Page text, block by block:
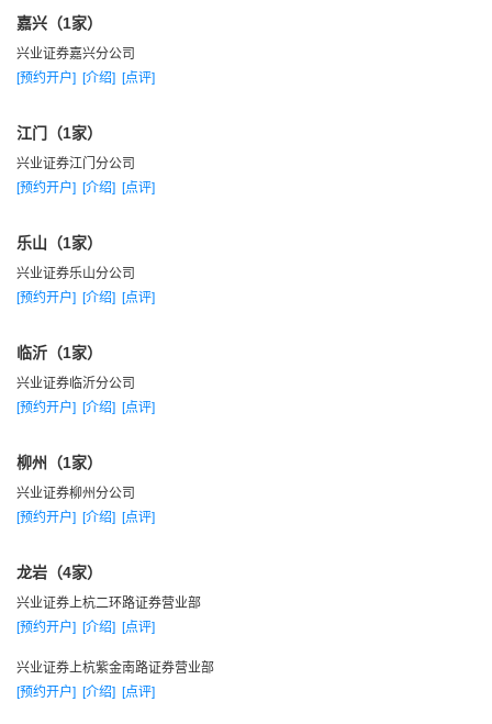
嘉兴（1家）
兴业证券嘉兴分公司
[预约开户] [介绍] [点评]
江门（1家）
兴业证券江门分公司
[预约开户] [介绍] [点评]
乐山（1家）
兴业证券乐山分公司
[预约开户] [介绍] [点评]
临沂（1家）
兴业证券临沂分公司
[预约开户] [介绍] [点评]
柳州（1家）
兴业证券柳州分公司
[预约开户] [介绍] [点评]
龙岩（4家）
兴业证券上杭二环路证券营业部
[预约开户] [介绍] [点评]
兴业证券上杭紫金南路证券营业部
[预约开户] [介绍] [点评]